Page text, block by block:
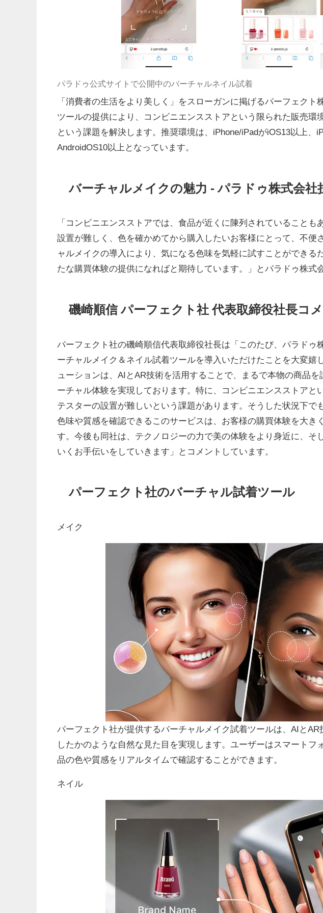
パラドゥ公式サイトで公開中のバーチャルネイル試着
「消費者の生活をより美しく」をスローガンに掲げるパーフェクト
ツールの提供により、コンビニエンスストアという限られた販売環
という課題を解決します。推奨環境は、iPhone/iPadがiOS13以上、
AndroidOS10以上となっています。
バーチャルメイクの魅力 - パラドゥ株式会社
「コンビニエンスストアでは、食品が近くに陳列されていることも
設置が難しく、色を確かめてから購入したいお客様にとって、不便
ャルメイクの導入により、気になる色味を気軽に試すことができる
たな購買体験の提供になればと期待しています。」とパラドゥ株式
磯崎順信 パーフェクト社 代表取締役社長コ
パーフェクト社の磯崎順信代表取締役社長は「このたび、パラドゥ
ーチャルメイク＆ネイル試着ツールを導入いただけたことを大変嬉
ューションは、AIとAR技術を活用することで、まるで本物の商品
ーチャル体験を実現しております。特に、コンビニエンスストアと
テスターの設置が難しいという課題があります。そうした状況下で
色味や質感を確認できるこのサービスは、お客様の購買体験を大き
す。今後も同社は、テクノロジーの力で美の体験をより身近に、そ
いくお手伝いをしていきます」とコメントしています。
パーフェクト社のバーチャル試着ツール
メイク
パーフェクト社が提供するバーチャルメイク試着ツールは、AIと
したかのような自然な見た目を実現します。ユーザーはスマートフ
品の色や質感をリアルタイムで確認することができます。
ネイル